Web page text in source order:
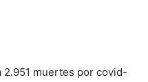
2.951 muertes por covid-